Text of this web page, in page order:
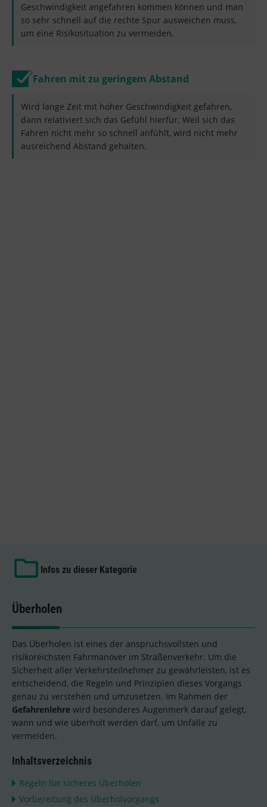
Geschwindigkeit angefahren kommen können und man
so sehr schnell auf die rechte Spur ausweichen muss,
um eine Risikosituation zu vermeiden.
Fahren mit zu geringem Abstand
Wird lange Zeit mit hoher Geschwindigkeit gefahren,
dann relativiert sich das Gefühl hierfür. Weil sich das
Fahren nicht mehr so schnell anfühlt, wird nicht mehr
ausreichend Abstand gehalten.
Infos zu dieser Kategorie
Überholen
Das Überholen ist eines der anspruchsvollsten und
risikoreichsten Fahrmanöver im Straßenverkehr. Um die
Sicherheit aller Verkehrsteilnehmer zu gewährleisten, ist es
entscheidend, die Regeln und Prinzipien dieses Vorgangs
genau zu verstehen und umzusetzen. Im Rahmen der
Gefahrenlehre wird besonderes Augenmerk darauf gelegt,
wann und wie überholt werden darf, um Unfälle zu
vermeiden.
Inhaltsverzeichnis
Regeln für sicheres Überholen
Vorbereitung des Überholvorgangs